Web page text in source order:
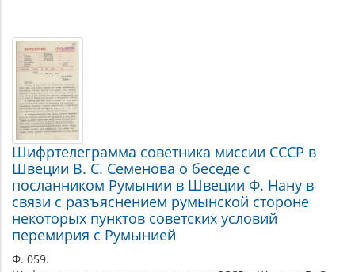
Шифртелеграмма советника миссии СССР в
Швеции В. С. Семенова о беседе с
посланником Румынии в Швеции Ф. Нану в
связи с разъяснением румынской стороне
некоторых пунктов советских условий
перемирия с Румынией
Ф. 059.